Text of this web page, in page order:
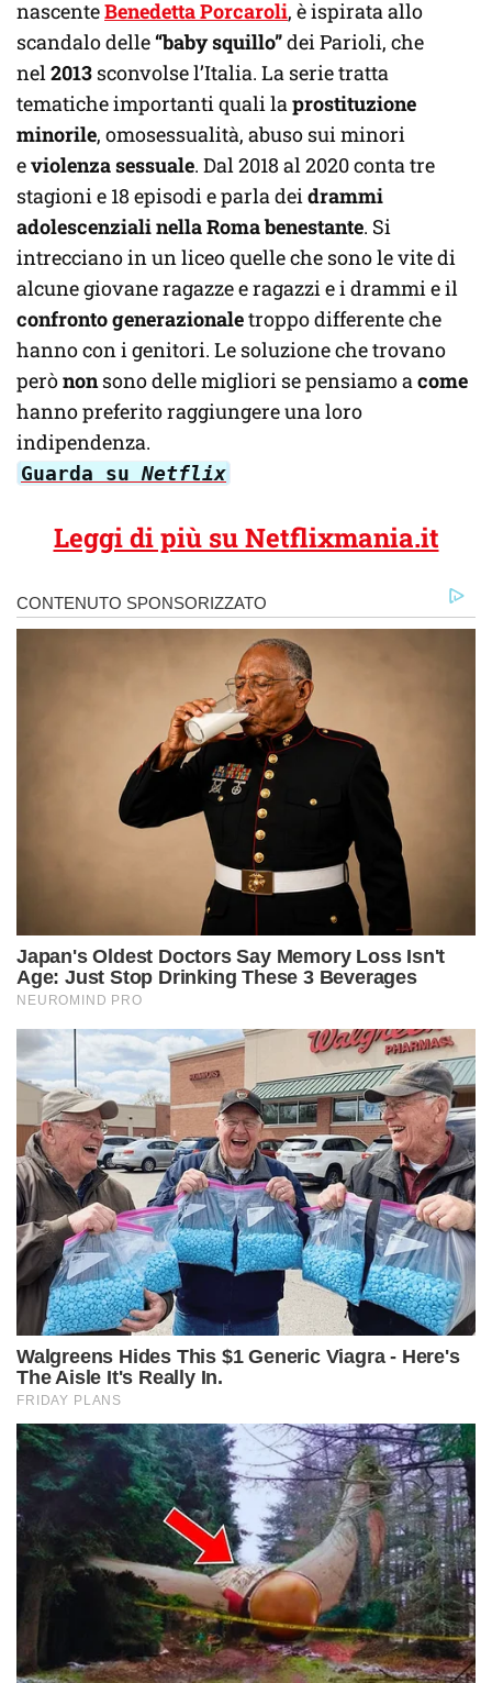
nascenteBenedetta Porcaroli, è ispirata allo
scandalo delle“baby squillo”dei Parioli, che
nel2013 sconvolse l’Italia. La serie tratta
tematiche importanti quali laprostituzione
minorile, omosessualità, abuso sui minori
eviolenza sessuale. Dal 2018 al 2020 conta tre
stagioni e 18 episodi e parla deidrammi
adolescenziali nella Roma benestante. Si
intrecciano in un liceo quelle che sono le vite di
alcune giovane ragazze e ragazzi e i drammi e il
confronto generazionaletroppo differente che
hanno con i genitori. Le soluzione che trovano
perònonsono delle migliori se pensiamo acome
hanno preferito raggiungere una loro
indipendenza.
Guarda suNetflix
Leggi di più su Netflixmania.it